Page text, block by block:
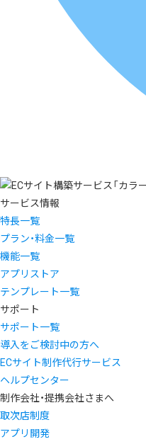
サービス情報
特長一覧
プラン・料金一覧
機能一覧
アプリストア
テンプレート一覧
サポート
サポート一覧
導入をご検討中の方へ
ECサイト制作代行サービス
ヘルプセンター
制作会社・提携会社さまへ
取次店制度
アプリ開発